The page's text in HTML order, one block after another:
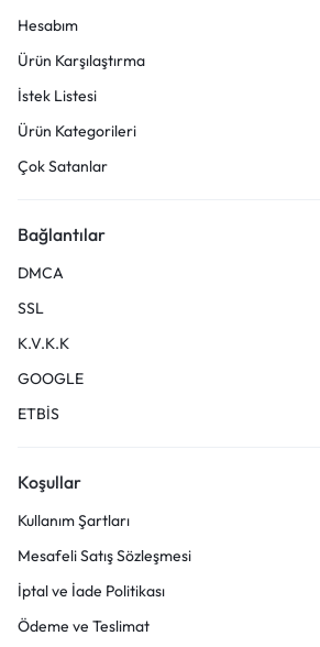
Hesabım
Ürün Karşılaştırma
İstek Listesi
Ürün Kategorileri
Çok Satanlar
Bağlantılar
DMCA
SSL
K.V.K.K
GOOGLE
ETBİS
Koşullar
Kullanım Şartları
Mesafeli Satış Sözleşmesi
İptal ve İade Politikası
Ödeme ve Teslimat